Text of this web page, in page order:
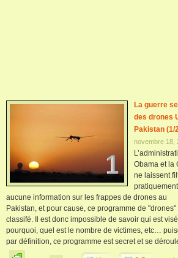
La guerre
des drones
Pakistan (1/
novembre 18,
Obama et la
ne laissent
pratiquement
aucune information sur les frappes de drones au
Pakistan, et pour cause, ce programme de "drones"
classifé. Il est donc impossible de savoir qui est
pourquoi, quel est le nombre de victimes, etc…
par définition, ce programme est secret et se